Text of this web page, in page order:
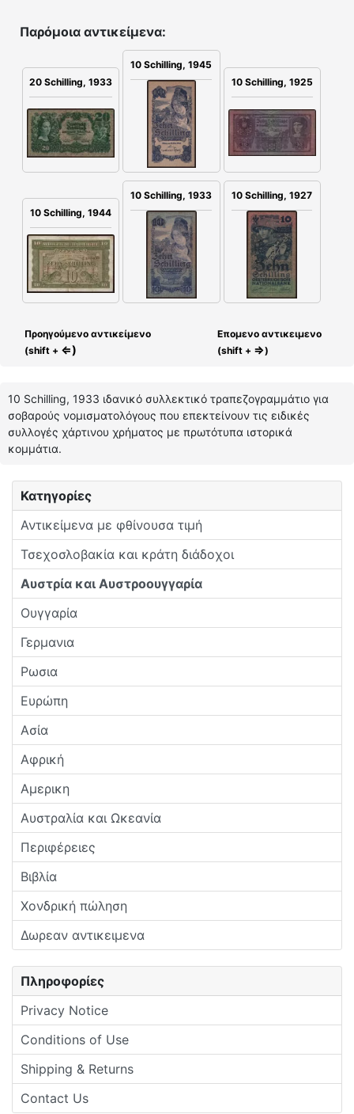
Κατηγορίες
Αντικείμενα με φθίνουσα τιμή
Τσεχοσλοβακία και κράτη διάδοχοι
Αυστρία και Αυστροουγγαρία
Ουγγαρία
Γερμανια
Ρωσια
Ευρώπη
Ασία
Αφρική
Αμερικη
Αυστραλία και Ωκεανία
Περιφέρειες
Βιβλία
Χονδρική πώληση
Δωρεαν αντικειμενα
Πληροφορίες
Privacy Notice
Conditions of Use
Shipping & Returns
Contact Us
Παρόμοια αντικείμενα:
20 Schilling, 1933
10 Schilling, 1945
10 Schilling, 1925
10 Schilling, 1944
10 Schilling, 1933 10 Schilling, 1927
Προηγούμενο αντικείμενο
(shift + ⇐)
Επομενο αντικειμενο
(shift + ⇒)
10 Schilling, 1933 ιδανικό συλλεκτικό τραπεζογραμμάτιο για
σοβαρούς νομισματολόγους που επεκτείνουν τις ειδικές
συλλογές χάρτινου χρήματος με πρωτότυπα ιστορικά
κομμάτια.